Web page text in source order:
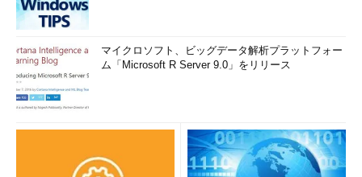
マイクロソフト、ビッグデータ解析プラットフォー
ム「Microsoft R Server 9.0」をリリース